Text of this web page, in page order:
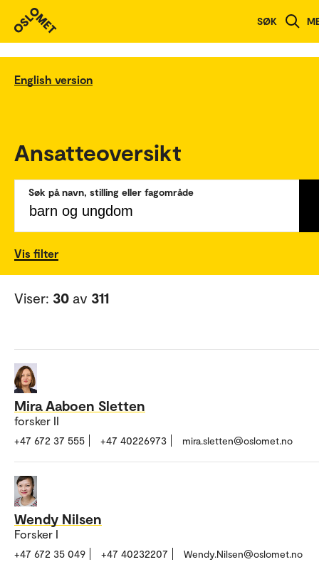
SØK
English version
Ansatteoversikt
Søk på navn, stilling eller fagområde
Vis filter
Viser: 30 av 311
Mira Aaboen Sletten
forsker II
+47 672 37 555 +47 40226973 mira.sletten@oslomet.no
Wendy Nilsen
Forsker I
+47 672 35 049 +47 40232207 Wendy.Nilsen@oslomet.no